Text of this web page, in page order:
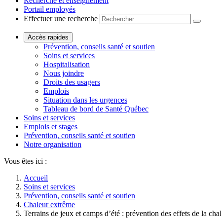
Portail employés
Effectuer une recherche
Accès rapides
Prévention, conseils santé et soutien
Soins et services
Hospitalisation
Nous joindre
Droits des usagers
Emplois
Situation dans les urgences
Tableau de bord de Santé Québec
Soins et services
Emplois et stages
Prévention, conseils santé et soutien
Notre organisation
Vous êtes ici :
Accueil
Soins et services
Prévention, conseils santé et soutien
Chaleur extrême
Terrains de jeux et camps d’été : prévention des effets de la